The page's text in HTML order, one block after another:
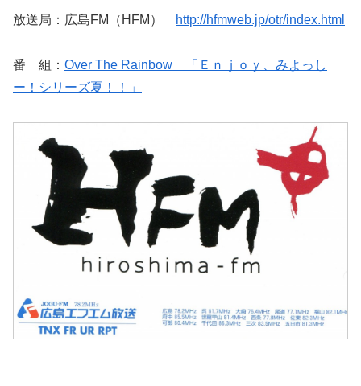
放送局：広島FM（HFM） http://hfmweb.jp/otr/index.html
番 組： Over The Rainbow 「Ｅｎｊｏｙ、みよっし
ー！シリーズ夏！！」